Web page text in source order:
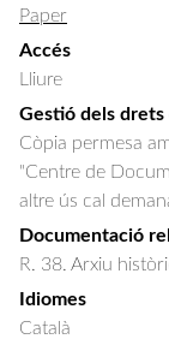
Paper
Accés
Lliure
Gestió dels
Còpia permesa
"Centre de
altre ús cal
Documentació
R. 38. Arxiu
Idiomes
Català